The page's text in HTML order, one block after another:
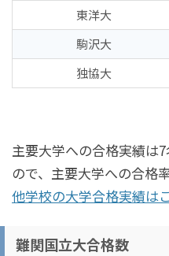
東洋大
駒沢大
独協大
主要大学への合格実績は
ので、主要大学への合格
他学校の大学合格実績は
難関国立大合格数